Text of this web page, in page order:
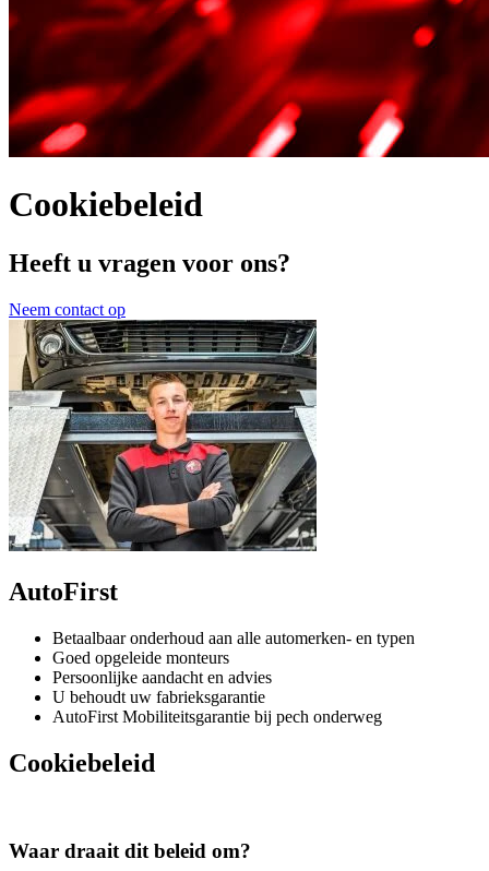
Cookiebeleid
Heeft u vragen voor ons?
Neem contact op
AutoFirst
Betaalbaar onderhoud aan alle automerken- en typen
Goed opgeleide monteurs
Persoonlijke aandacht en advies
U behoudt uw fabrieksgarantie
AutoFirst Mobiliteitsgarantie bij pech onderweg
Cookiebeleid
Waar draait dit beleid om?